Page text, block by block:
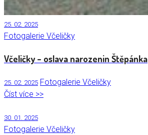
25. 02. 2025
Fotogalerie Včeličky
Včeličky – oslava narozenin Štěpánka
25. 02. 2025 Fotogalerie Včeličky
Číst více >>
30. 01. 2025
Fotogalerie Včeličky